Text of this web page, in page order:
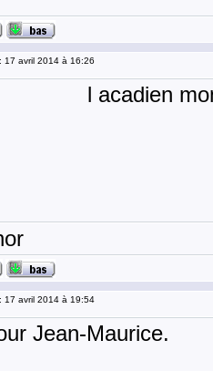
17 avril 2014 à 16:26
l acadien mon
17 avril 2014 à 19:54
Jean-Maurice.